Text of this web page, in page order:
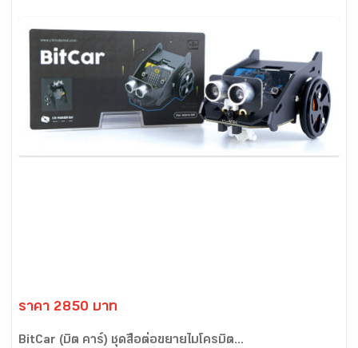
ราคา 2850 บาท
BitCar (บิต คาร์) ชุดสื่อต่อขยายไมโครบิต...